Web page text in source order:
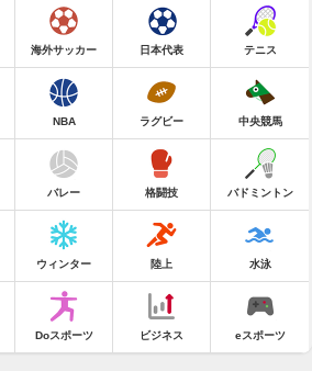
海外サッカー 日本代表 テニス
NBA ラグビー 中央競馬
バレー 格闘技 バドミントン
ウィンター 陸上 水泳
Doスポーツ ビジネス eスポーツ